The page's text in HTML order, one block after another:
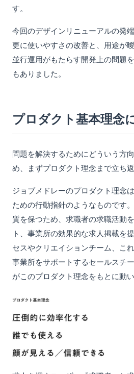
す。
今回のデザインリニューアルの発
更に使いやすさの改善と、用途が
並行運用がもたらす開発上の問題
もありました。
プロダクト基本理念
問題を解決するためにどういう方
め、まずプロダクト理念まで立ち返
ジョブメドレーのプロダクト理念
ための行動指針のようなものです
質を保つため、求職者の求職活動
ト、事業所の効果的な求人掲載を
セスやクリエイションチーム、こ
事業所をサポートするセールスチ
がこのプロダクト理念をもとに動い